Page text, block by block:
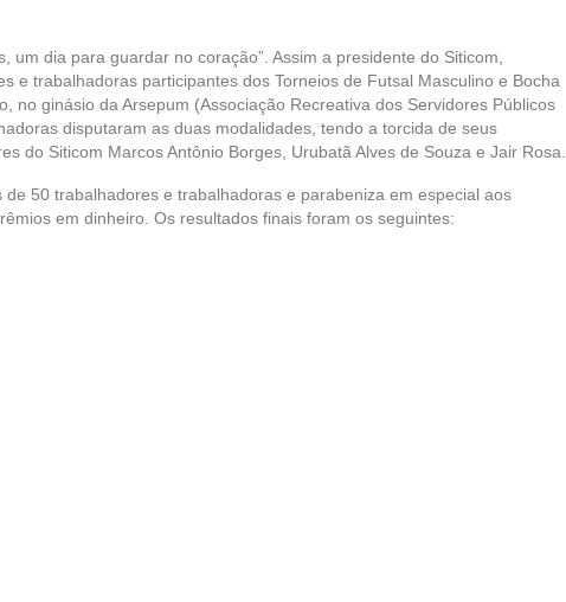
um dia para guardar no coração”. Assim a presidente do Siticom,
e trabalhadoras participantes dos Torneios de Futsal Masculino e Bocha
no ginásio da Arsepum (Associação Recreativa dos Servidores Públicos
disputaram as duas modalidades, tendo a torcida de seus
do Siticom Marcos Antônio Borges, Urubatã Alves de Souza e Jair Rosa.
50 trabalhadores e trabalhadoras e parabeniza em especial aos
em dinheiro. Os resultados finais foram os seguintes: